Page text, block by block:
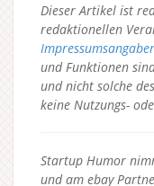
Dieser Artikel ist
redaktionellen
und Funktionen
und nicht solche
keine Nutzungs-
Startup Humor
und am ebay